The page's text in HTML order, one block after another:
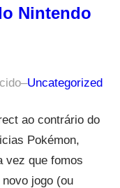
Nintendo
–Uncategorized
ao contrário do
Pokémon,
vez que fomos
jogo (ou